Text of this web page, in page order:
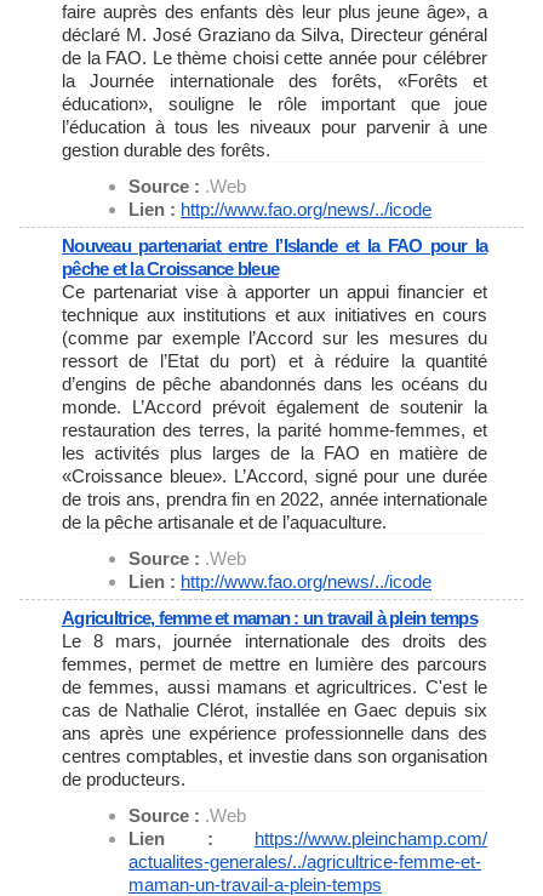
faire auprès des enfants dès leur plus jeune âge», a
déclaré M. José Graziano da Silva, Directeur général
de la FAO. Le thème choisi cette année pour célébrer
la Journée internationale des forêts, «Forêts et
éducation», souligne le rôle important que joue
l’éducation à tous les niveaux pour parvenir à une
gestion durable des forêts.
Source : .Web
Lien : http://www.fao.org/news/../icode
Nouveau partenariat entre l’Islande et la FAO pour la
pêche et la Croissance bleue
Ce partenariat vise à apporter un appui financier et
technique aux institutions et aux initiatives en cours
(comme par exemple l’Accord sur les mesures du
ressort de l’Etat du port) et à réduire la quantité
d’engins de pêche abandonnés dans les océans du
monde. L’Accord prévoit également de soutenir la
restauration des terres, la parité homme-femmes, et
les activités plus larges de la FAO en matière de
«Croissance bleue». L’Accord, signé pour une durée
de trois ans, prendra fin en 2022, année internationale
de la pêche artisanale et de l’aquaculture.
Source : .Web
Lien : http://www.fao.org/news/../icode
Agricultrice, femme et maman : un travail à plein temps
Le 8 mars, journée internationale des droits des
femmes, permet de mettre en lumière des parcours
de femmes, aussi mamans et agricultrices. C'est le
cas de Nathalie Clérot, installée en Gaec depuis six
ans après une expérience professionnelle dans des
centres comptables, et investie dans son organisation
de producteurs.
Source : .Web
Lien : https://www.pleinchamp.com/
actualites-generales/../agricultrice-femme-et-
maman-un-travail-a-plein-temps